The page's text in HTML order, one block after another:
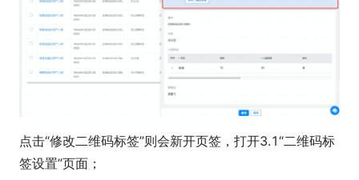
点击“修改二维码标签”则会新开页签，打开3.1“二维码标
签设置”页面；